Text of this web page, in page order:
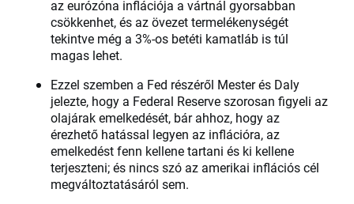
az eurózóna inflációja a vártnál gyorsabban
csökkenhet, és az övezet termelékenységét
tekintve még a 3%-os betéti kamatláb is túl
magas lehet.
Ezzel szemben a Fed részéről Mester és Daly
jelezte, hogy a Federal Reserve szorosan figyeli az
olajárak emelkedését, bár ahhoz, hogy az
érezhető hatással legyen az inflációra, az
emelkedést fenn kellene tartani és ki kellene
terjeszteni; és nincs szó az amerikai inflációs cél
megváltoztatásáról sem.